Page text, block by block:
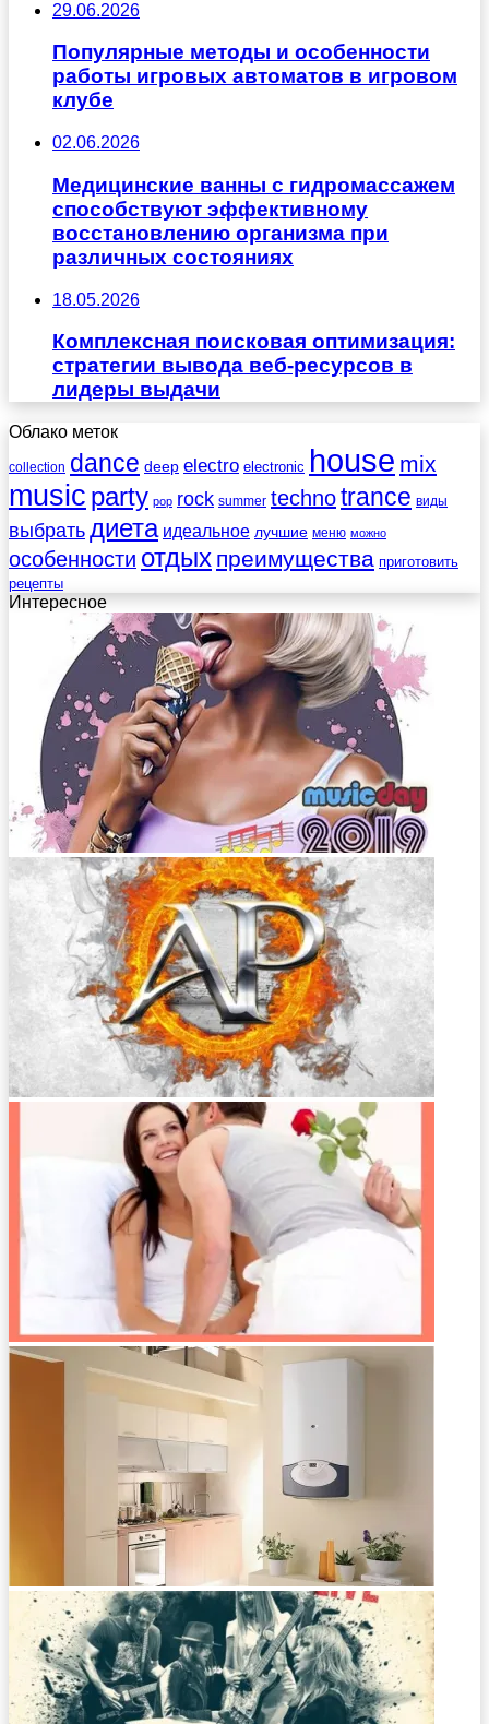
29.06.2026
Популярные методы и особенности
работы игровых автоматов в игровом
клубе
02.06.2026
Медицинские ванны с гидромассажем
способствуют эффективному
восстановлению организма при
различных состояниях
18.05.2026
Комплексная поисковая оптимизация:
стратегии вывода веб-ресурсов в
лидеры выдачи
Облако меток
collection dance deep electro electronic house mix
music party pop rock summer technotrance виды
выбратьдиета идеальное лучшие меню можно
особенности отдых преимущества приготовить
рецепты
Интересное